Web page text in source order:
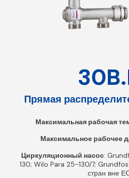
Прямая
Максимальная рабочая
Максимальное рабочее
Циркуляционный насос:
130; Wilo Para 25-130/7;
стран вне